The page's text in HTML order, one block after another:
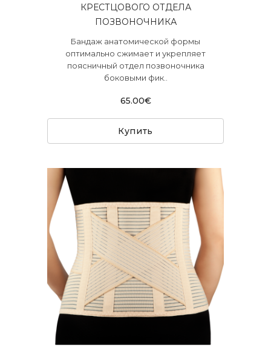
КРЕСТЦОВОГО ОТДЕЛА
ПОЗВОНОЧНИКА
Бандаж анатомической формы
оптимально сжимает и укрепляет
поясничный отдел позвоночника
боковыми фик..
65.00€
Купить